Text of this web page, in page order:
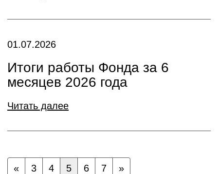
01.07.2026
Итоги работы Фонда за 6
месяцев 2026 года
Читать далее
« 3 4 5 6 7 »